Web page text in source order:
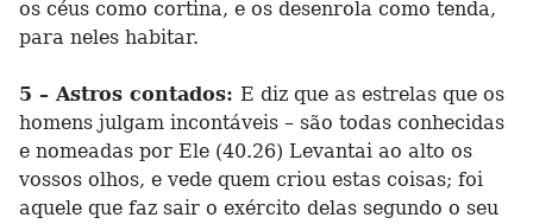
os céus como cortina, e os desenrola como tenda,
para neles habitar.
5 – Astros contados: E diz que as estrelas que os
homens julgam incontáveis – são todas conhecidas
e nomeadas por Ele (40.26) Levantai ao alto os
vossos olhos, e vede quem criou estas coisas; foi
aquele que faz sair o exército delas segundo o seu